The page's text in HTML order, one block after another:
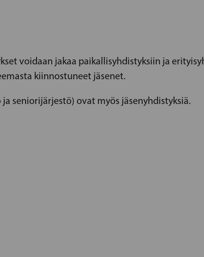
voidaan jakaa paikallisyhdistyksiin ja
kiinnostuneet jäsenet.
seniorijärjestö) ovat myös jäsenyhdistyksiä.